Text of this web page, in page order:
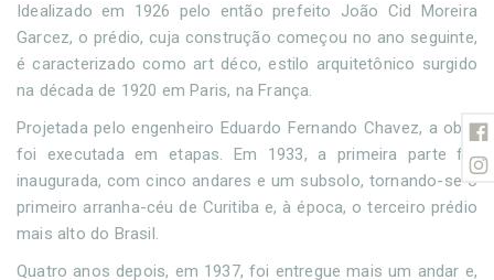
Idealizado em 1926 pelo então prefeito João Cid Moreira
Garcez, o prédio, cuja construção começou no ano seguinte,
é caracterizado como art déco, estilo arquitetônico surgido
na década de 1920 em Paris, na França.
Projetada pelo engenheiro Eduardo Fernando Chavez, a obra
foi executada em etapas. Em 1933, a primeira parte foi
inaugurada, com cinco andares e um subsolo, tornando-se o
primeiro arranha-céu de Curitiba e, à época, o terceiro prédio
mais alto do Brasil.
Quatro anos depois, em 1937, foi entregue mais um andar e,